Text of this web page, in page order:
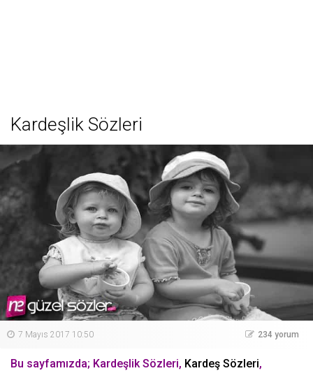
Kardeşlik Sözleri
7 Mayıs 2017 10:50 234 yorum
Bu sayfamızda; Kardeşlik Sözleri, Kardeş Sözleri,